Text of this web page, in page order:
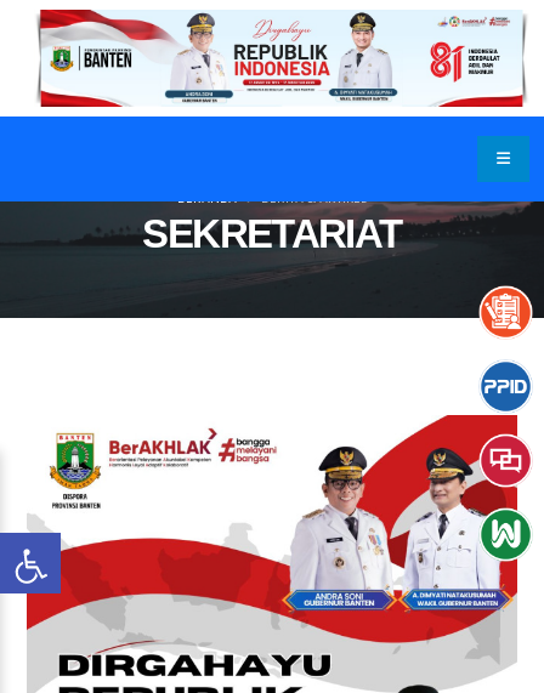
SEKRETARIAT
BERANDA BERITA & ARTIKEL